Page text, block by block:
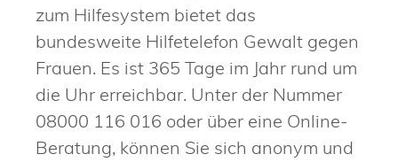
zum Hilfesystem bietet das
bundesweite Hilfetelefon Gewalt gegen
Frauen. Es ist 365 Tage im Jahr rund um
die Uhr erreichbar. Unter der Nummer
08000 116 016 oder über eine Online-
Beratung, können Sie sich anonym und